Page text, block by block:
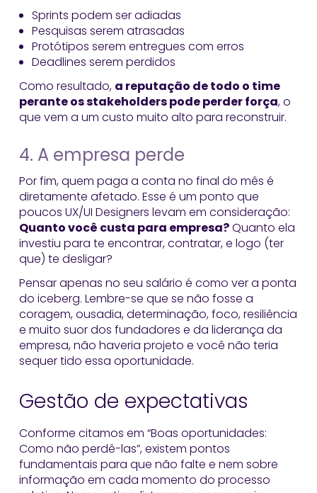
Sprints podem ser adiadas
Pesquisas serem atrasadas
Protótipos serem entregues com erros
Deadlines serem perdidos
Como resultado, a reputação de todo o time
perante os stakeholders pode perder força, o
que vem a um custo muito alto para reconstruir.
4. A empresa perde
Por fim, quem paga a conta no final do mês é
diretamente afetado. Esse é um ponto que
poucos UX/UI Designers levam em consideração:
Quanto você custa para empresa?Quanto ela
investiu para te encontrar, contratar, e logo (ter
que) te desligar?
Pensar apenas no seu salário é como ver a ponta
do iceberg. Lembre-se que se não fosse a
coragem, ousadia, determinação, foco, resiliência
e muito suor dos fundadores e da liderança da
empresa, não haveria projeto e você não teria
sequer tido essa oportunidade.
Gestão de expectativas
Conforme citamos em “Boas oportunidades:
Como não perdê-las”, existem pontos
fundamentais para que não falte e nem sobre
informação em cada momento do processo